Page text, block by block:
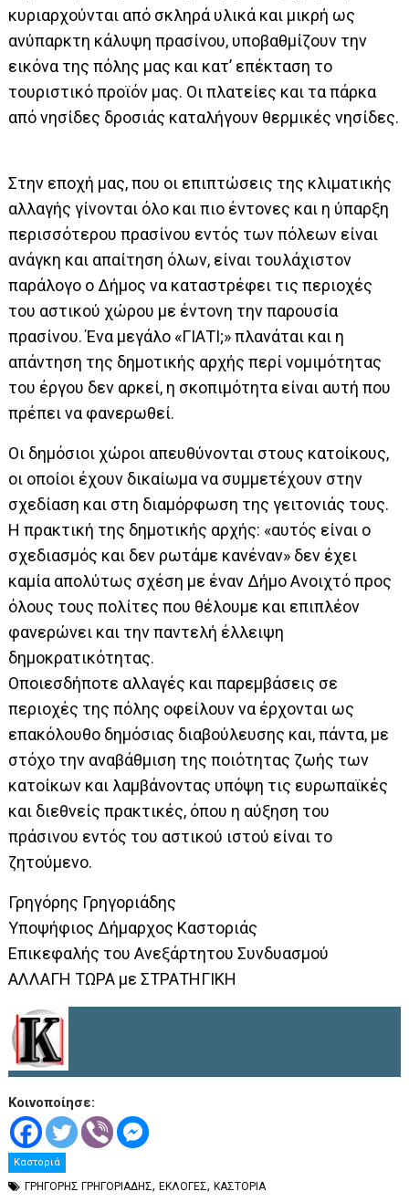
κυριαρχούνται από σκληρά υλικά και μικρή ως
ανύπαρκτη κάλυψη πρασίνου, υποβαθμίζουν την
εικόνα της πόλης μας και κατ’ επέκταση το
τουριστικό προϊόν μας. Οι πλατείες και τα πάρκα
από νησίδες δροσιάς καταλήγουν θερμικές νησίδες.
Στην εποχή μας, που οι επιπτώσεις της κλιματικής
αλλαγής γίνονται όλο και πιο έντονες και η ύπαρξη
περισσότερου πρασίνου εντός των πόλεων είναι
ανάγκη και απαίτηση όλων, είναι τουλάχιστον
παράλογο ο Δήμος να καταστρέφει τις περιοχές
του αστικού χώρου με έντονη την παρουσία
πρασίνου. Ένα μεγάλο «ΓΙΑΤΙ;» πλανάται και η
απάντηση της δημοτικής αρχής περί νομιμότητας
του έργου δεν αρκεί, η σκοπιμότητα είναι αυτή που
πρέπει να φανερωθεί.
Οι δημόσιοι χώροι απευθύνονται στους κατοίκους,
οι οποίοι έχουν δικαίωμα να συμμετέχουν στην
σχεδίαση και στη διαμόρφωση της γειτονιάς τους.
Η πρακτική της δημοτικής αρχής: «αυτός είναι ο
σχεδιασμός και δεν ρωτάμε κανέναν» δεν έχει
καμία απολύτως σχέση με έναν Δήμο Ανοιχτό προς
όλους τους πολίτες που θέλουμε και επιπλέον
φανερώνει και την παντελή έλλειψη
δημοκρατικότητας.
Οποιεσδήποτε αλλαγές και παρεμβάσεις σε
περιοχές της πόλης οφείλουν να έρχονται ως
επακόλουθο δημόσιας διαβούλευσης και, πάντα, με
στόχο την αναβάθμιση της ποιότητας ζωής των
κατοίκων και λαμβάνοντας υπόψη τις ευρωπαϊκές
και διεθνείς πρακτικές, όπου η αύξηση του
πράσινου εντός του αστικού ιστού είναι το
ζητούμενο.
Γρηγόρης Γρηγοριάδης
Υποψήφιος Δήμαρχος Καστοριάς
Επικεφαλής του Ανεξάρτητου Συνδυασμού
ΑΛΛΑΓΗ ΤΩΡΑ με ΣΤΡΑΤΗΓΙΚΗ
Κοινοποίησε:
Καστοριά
ΓΡΗΓΟΡΗΣ ΓΡΗΓΟΡΙΑΔΗΣ,ΕΚΛΟΓΕΣ,ΚΑΣΤΟΡΙΑ